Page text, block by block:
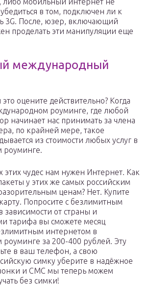
убедиться в том, подключен ли к
3G. После, юзер, включающий
проделать эти манипуляции еще
международный
оцените действительно? Когда
роуминге, где любой
начинает нас принимать за члена
по крайней мере, такое
из стоимости любых услуг в
роуминге.
этих чудес нам нужен Интернет. Как
у этих же самых российским
ценам? Нет. Купите
Попросите с безлимитным
от страны и
тарифа вы сможете месяц
интернетом в
за 200-400 рублей. Эту
в ваш телефон, а свою
симку уберите в надёжное
и СМС мы теперь можем
без симки!